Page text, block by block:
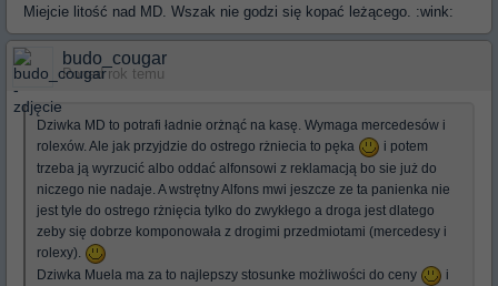
Miejcie litość nad MD. Wszak nie godzi się kopać leżącego. :wink:
budo_cougar
Ponad rok temu
Dziwka MD to potrafi ładnie orżnąć na kasę. Wymaga mercedesów i
rolexów. Ale jak przyjdzie do ostrego rżniecia to pęka
i potem
trzeba ją wyrzucić albo oddać alfonsowi z reklamacją bo sie już do
niczego nie nadaje. A wstrętny Alfons mwi jeszcze ze ta panienka nie
jest tyle do ostrego rżnięcia tylko do zwykłego a droga jest dlatego
zeby się dobrze komponowała z drogimi przedmiotami (mercedesy i
rolexy).
Dziwka Muela ma za to najlepszy stosunke możliwości do ceny
i